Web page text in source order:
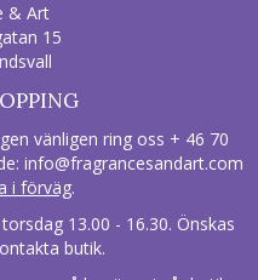
& Art
15
vänligen ring oss + 46 70
info@fragrancesandart.com
i förväg.
13.00 - 16.30. Önskas
butik.